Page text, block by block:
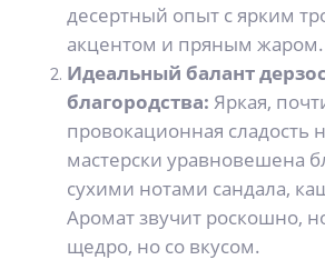
десертный опыт с ярким
акцентом и пряным жаром.
Идеальный балант
благородства: Яркая,
провокационная сладость
мастерски уравновешена
сухими нотами сандала,
Аромат звучит роскошно,
щедро, но со вкусом.